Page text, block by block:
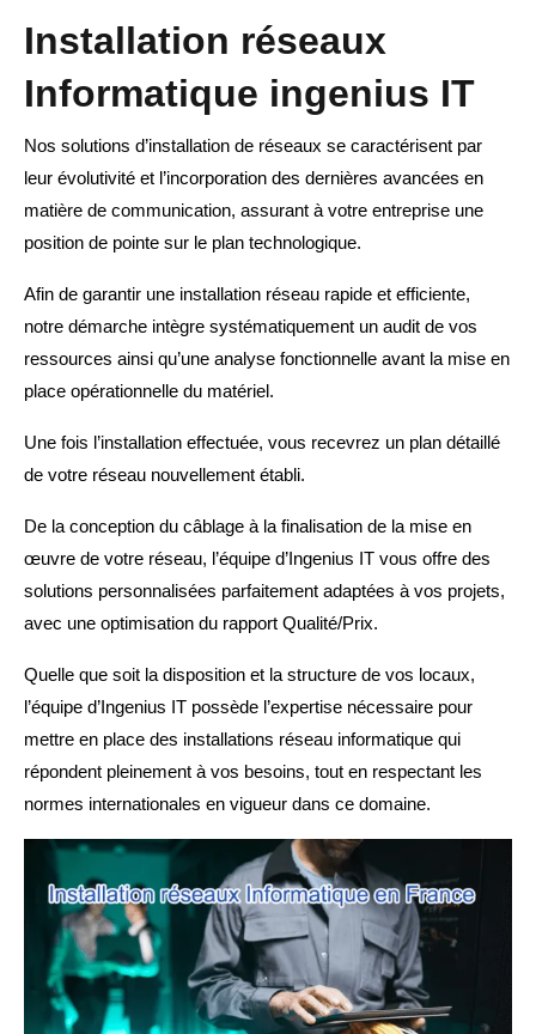
Installation réseaux
Informatique ingenius IT
Nos solutions d’installation de réseaux se caractérisent par
leur évolutivité et l’incorporation des dernières avancées en
matière de communication, assurant à votre entreprise une
position de pointe sur le plan technologique.
Afin de garantir une installation réseau rapide et efficiente,
notre démarche intègre systématiquement un audit de vos
ressources ainsi qu’une analyse fonctionnelle avant la mise en
place opérationnelle du matériel.
Une fois l’installation effectuée, vous recevrez un plan détaillé
de votre réseau nouvellement établi.
De la conception du câblage à la finalisation de la mise en
œuvre de votre réseau, l’équipe d’Ingenius IT vous offre des
solutions personnalisées parfaitement adaptées à vos projets,
avec une optimisation du rapport Qualité/Prix.
Quelle que soit la disposition et la structure de vos locaux,
l’équipe d’Ingenius IT possède l’expertise nécessaire pour
mettre en place des installations réseau informatique qui
répondent pleinement à vos besoins, tout en respectant les
normes internationales en vigueur dans ce domaine.